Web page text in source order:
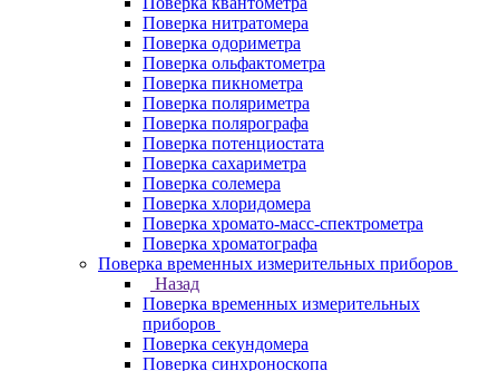
Поверка нитратомера
Поверка одориметра
Поверка ольфактометра
Поверка пикнометра
Поверка поляриметра
Поверка полярографа
Поверка потенциостата
Поверка сахариметра
Поверка солемера
Поверка хлоридомера
Поверка хромато-масс-спектрометра
Поверка хроматографа
Поверка временных измерительных приборов
Назад
Поверка временных измерительных
приборов
Поверка секундомера
Поверка синхроноскопа